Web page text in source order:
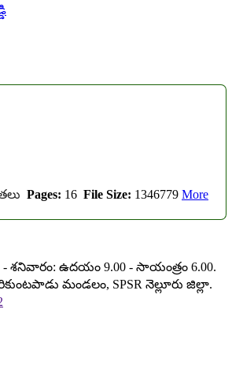
Pages: 16 File Size: 1346779 More
శనివారం: ఉదయం 9.00 - సాయంత్రం 6.00.
మండలం, SPSR నెల్లూరు జిల్లా.